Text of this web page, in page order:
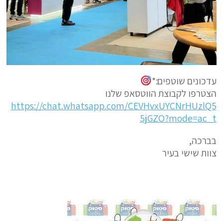
עדכונים שוטפים:*
הצטרפו לקבוצת הווטסאפ שלנו
https://chat.whatsapp.com/CEVHvxUYCNrHUzlQ5
5jGZO?mode=ac_t
בברכה,
צוות שישי בעיר